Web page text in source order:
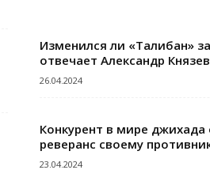
Изменился ли «Талибан»
отвечает Александр Князев
26.04.2024
Конкурент в мире джихада
реверанс своему
23.04.2024